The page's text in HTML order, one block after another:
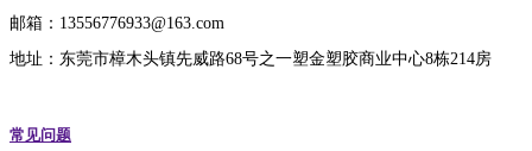
邮箱：13556776933@163.com
地址：东莞市樟木头镇先威路68号之一塑金塑胶商业中心8栋214房
常见问题